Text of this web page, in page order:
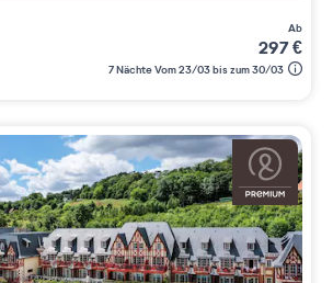
ab
297€
7 Nächte Vom 23/03 bis zum 30/03